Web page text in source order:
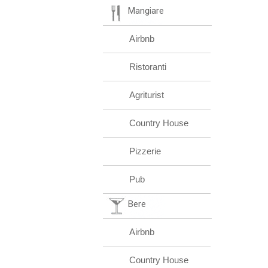
Mangiare
Airbnb
Ristoranti
Agriturist
Country House
Pizzerie
Pub
Bere
Airbnb
Country House